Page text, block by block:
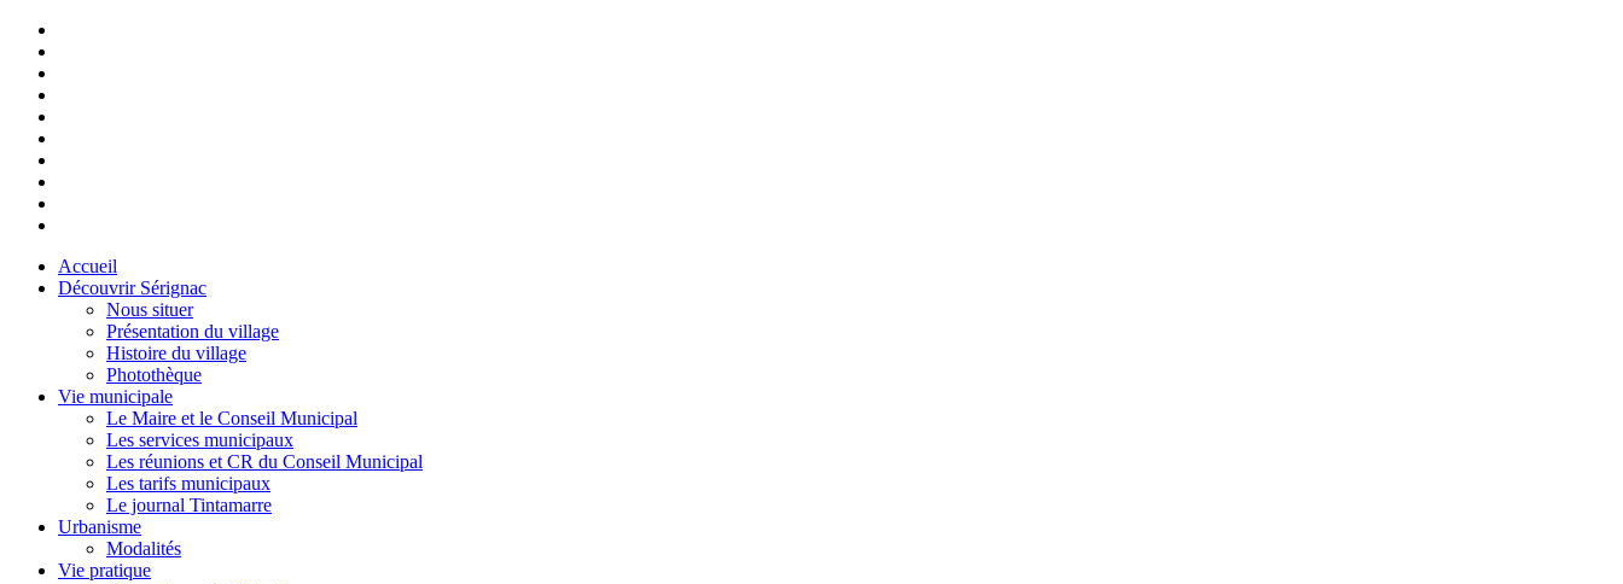
Accueil
Découvrir Sérignac
Nous situer
Présentation du village
Histoire du village
Photothèque
Vie municipale
Le Maire et le Conseil Municipal
Les services municipaux
Les réunions et CR du Conseil Municipal
Les tarifs municipaux
Le journal Tintamarre
Urbanisme
Modalités
Vie pratique